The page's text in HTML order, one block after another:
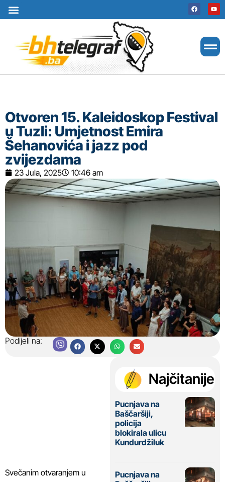
Otvoren 15. Kaleidoskop Festival
u Tuzli: Umjetnost Emira
Šehanovića i jazz pod
zvijezdama
23 Jula, 2025 10:46 am
Podijeli na:
Svečanim otvaranjem u
Najčitanije
Pucnjava na
Baščaršiji,
policija
blokirala ulicu
Kundurdžiluk
Pucnjava na